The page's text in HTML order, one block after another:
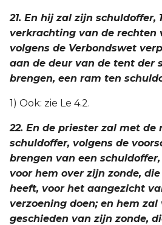
21. En hij zal zijn schuldoffer,
verkrachting van de rechten
volgens de Verbondswet
aan de deur van de tent der
brengen, een ram ten
1) Ook: zie Le 4.2.
22. En de priester zal met de
schuldoffer, volgens de
brengen van een schuldoffer,
voor hem over zijn zonde,
heeft, voor het aangezicht
verzoening doen; en hem zal
geschieden van zijn zonde,